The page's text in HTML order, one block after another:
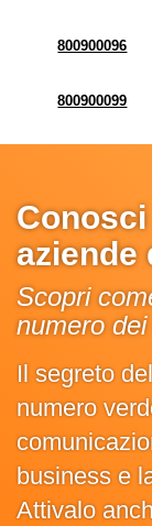
800900096
800900099
aziende
Scopri
numero
Il segreto
numero
business e
Attivalo